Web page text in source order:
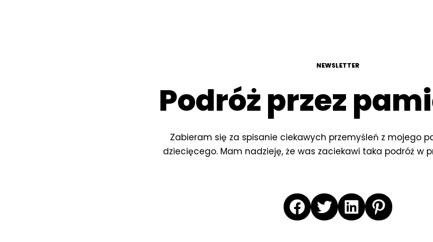
NEWSLETTER
Podróż przez
Zabieram się za spisanie ciekawych przemyśleń z mojego
dziecięcego. Mam nadzieję, że was zaciekawi taka podróż w